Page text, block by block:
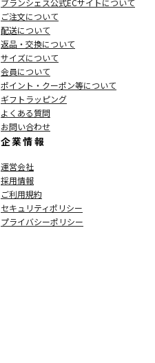
ブランシェス公式ECサイトについて
ご注文について
配送について
返品・交換について
サイズについて
会員について
ポイント・クーポン等について
ギフトラッピング
よくある質問
お問い合わせ
企業情報
運営会社
採用情報
ご利用規約
セキュリティポリシー
プライバシーポリシー